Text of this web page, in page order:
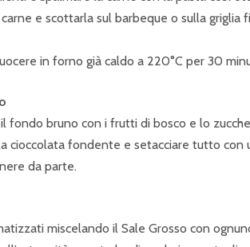
e scottarla sul barbeque o sulla
in forno già caldo a 220°C per 30
fondo bruno con i frutti di bosco e lo
cioccolata fondente e setacciare tutto con
da parte.
miscelando il Sale Grosso con